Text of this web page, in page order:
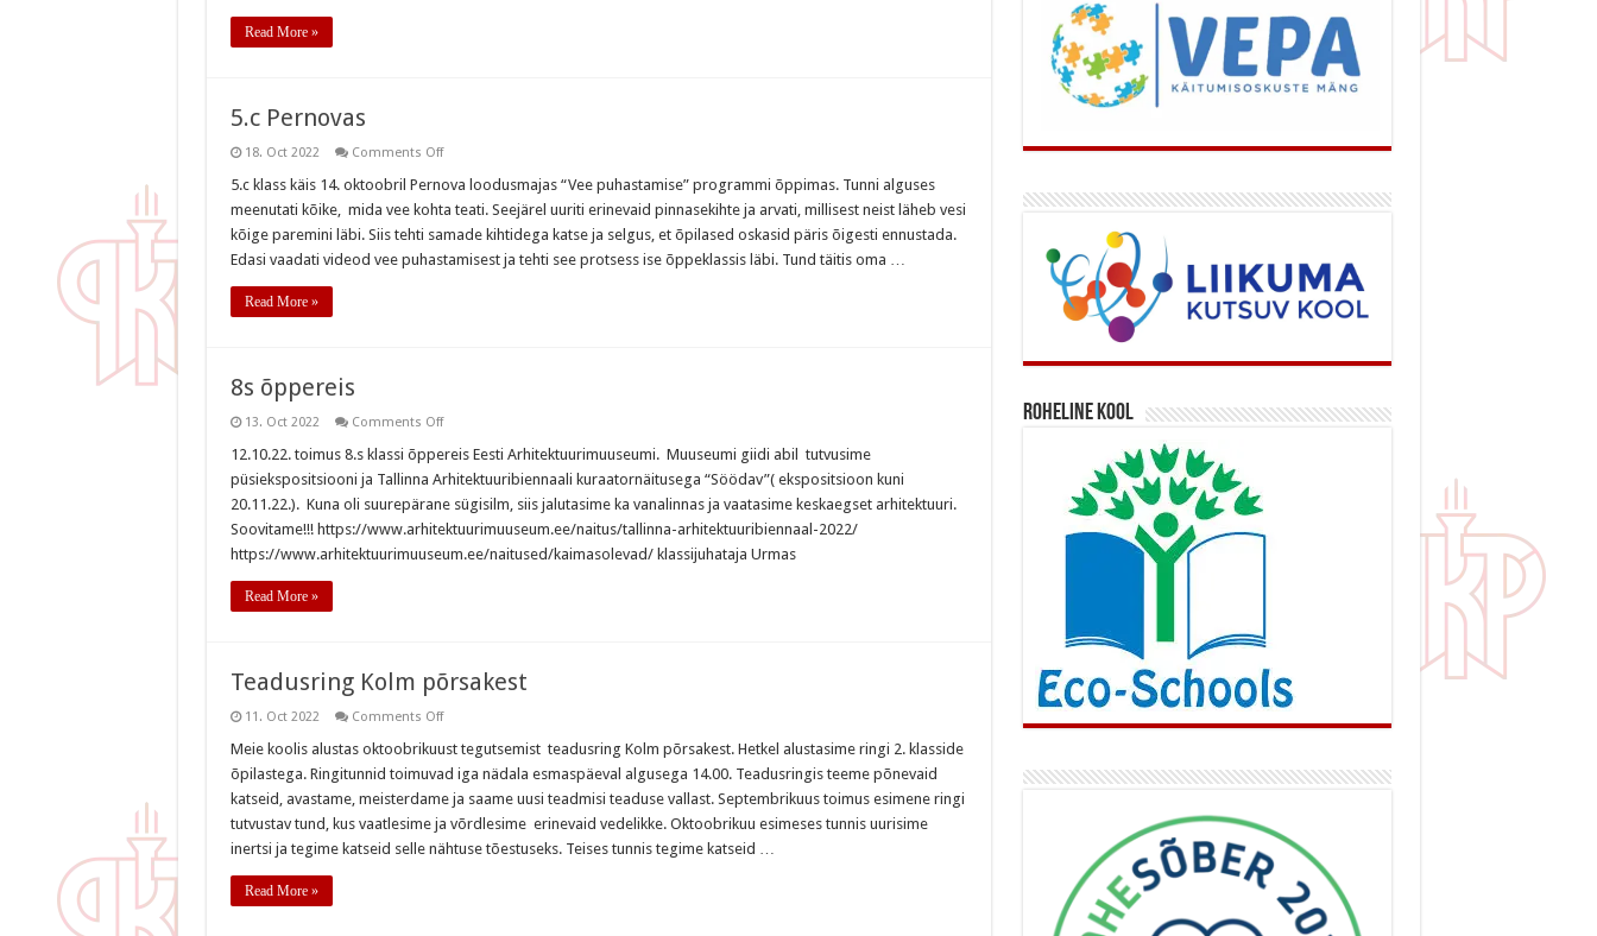
Read More »
5.c Pernovas
18. Oct 2022 Comments Offon
Pernovas
5.c klass käis 14. oktoobril Pernova loodusmajas “Vee puhastamise” programmi õppimas. Tunni alguses
meenutati kõike, mida vee kohta teati. Seejärel uuriti erinevaid pinnasekihte ja arvati, millisest neist läheb vesi
kõige paremini läbi. Siis tehti samade kihtidega katse ja selgus, et õpilased oskasid päris õigesti ennustada.
Edasi vaadati videod vee puhastamisest ja tehti see protsess ise õppeklassis läbi. Tund täitis oma …
Read More »
8s õppereis
13. Oct 2022 Comments Offon
õppereis
12.10.22. toimus 8.s klassi õppereis Eesti Arhitektuurimuuseumi. Muuseumi giidi abil tutvusime
püsiekspositsiooni ja Tallinna Arhitektuuribiennaali kuraatornäitusega “Söödav”( ekspositsioon kuni
20.11.22.). Kuna oli suurepärane sügisilm, siis jalutasime ka vanalinnas ja vaatasime keskaegset arhitektuuri.
Soovitame!!! https://www.arhitektuurimuuseum.ee/naitus/tallinna-arhitektuuribiennaal-2022/
https://www.arhitektuurimuuseum.ee/naitused/kaimasolevad/ klassijuhataja Urmas
Read More »
Teadusring Kolm põrsakest
11. Oct 2022 Comments Offon
Kolm
põrsakest
Meie koolis alustas oktoobrikuust tegutsemist teadusring Kolm põrsakest. Hetkel alustasime ringi 2. klasside
õpilastega. Ringitunnid toimuvad iga nädala esmaspäeval algusega 14.00. Teadusringis teeme põnevaid
katseid, avastame, meisterdame ja saame uusi teadmisi teaduse vallast. Septembrikuus toimus esimene ringi
tutvustav tund, kus vaatlesime ja võrdlesime erinevaid vedelikke. Oktoobrikuu esimeses tunnis uurisime
inertsi ja tegime katseid selle nähtuse tõestuseks. Teises tunnis tegime katseid …
Read More »
Roheline kool